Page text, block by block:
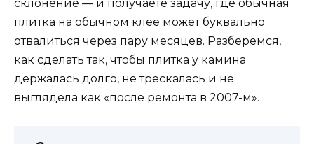
склонение — и получаете задачу, где обычная
плитка на обычном клее может буквально
отвалиться через пару месяцев. Разберёмся,
как сделать так, чтобы плитка у камина
держалась долго, не трескалась и не
выглядела как «после ремонта в 2007-м».